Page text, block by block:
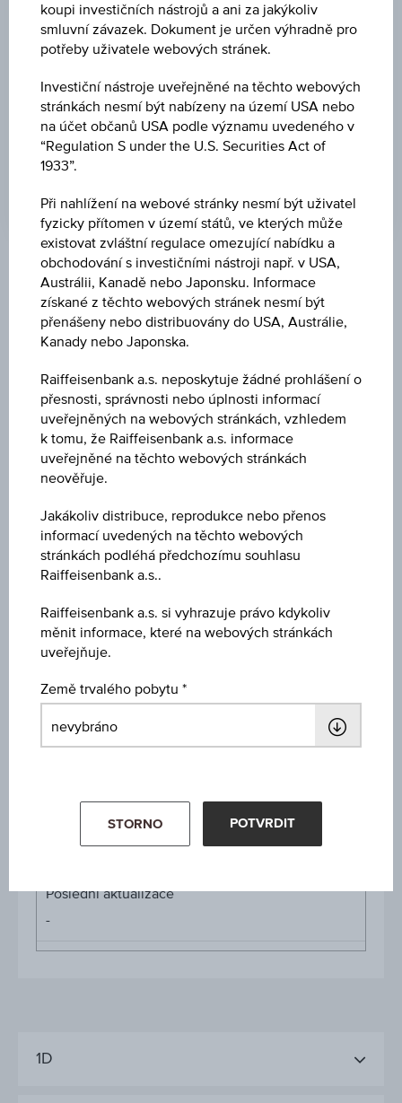
CENA
-
MĚNA
-
POSLEDNÍ AKTUALIZACE
Tržní data
ISIN
Název
ABW Raiffeisen-Global-Fundamental-Renti
Měna
Typ produktu
-
Min. vklad
-
Max. vst. poplatek
Výkon za rok
Poslední aktualizace
-
1D
koupi investičních nástrojů a ani za jakýkoliv
smluvní závazek. Dokument je určen výhradně pro
potřeby uživatele webových stránek.
Investiční nástroje uveřejněné na těchto webových
stránkách nesmí být nabízeny na území USA nebo
na účet občanů USA podle významu uvedeného v
“Regulation S under the U.S. Securities Act of
1933”.
Při nahlížení na webové stránky nesmí být uživatel
fyzicky přítomen v území států, ve kterých může
existovat zvláštní regulace omezující nabídku a
obchodování s investičními nástroji např. v USA,
Austrálii, Kanadě nebo Japonsku. Informace
získané z těchto webových stránek nesmí být
přenášeny nebo distribuovány do USA, Austrálie,
Kanady nebo Japonska.
Raiffeisenbank a.s. neposkytuje žádné prohlášení o
přesnosti, správnosti nebo úplnosti informací
uveřejněných na webových stránkách, vzhledem
k tomu, že Raiffeisenbank a.s. informace
uveřejněné na těchto webových stránkách
neověřuje.
Jakákoliv distribuce, reprodukce nebo přenos
informací uvedených na těchto webových
stránkách podléhá předchozímu souhlasu
Raiffeisenbank a.s..
Raiffeisenbank a.s. si vyhrazuje právo kdykoliv
měnit informace, které na webových stránkách
uveřejňuje.
Země trvalého pobytu
STORNO POTVRDIT